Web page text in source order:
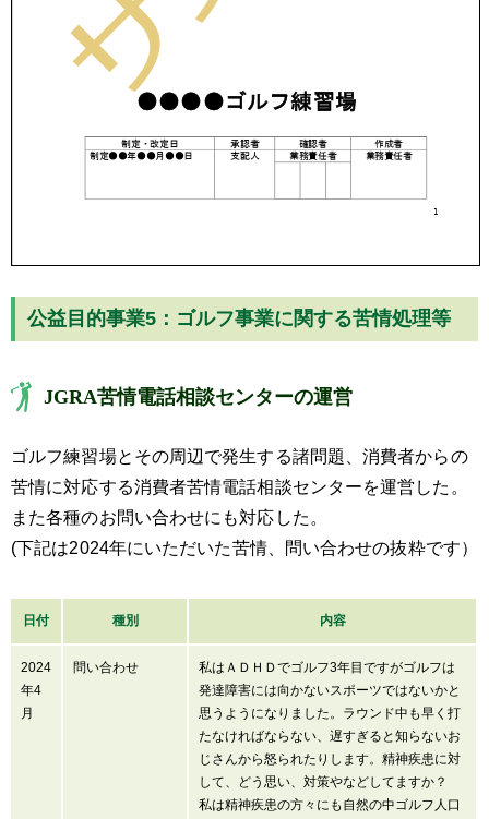
公益目的事業5：ゴルフ事業に関する苦情処理等
JGRA苦情電話相談センターの運営
ゴルフ練習場とその周辺で発生する諸問題、消費者からの
苦情に対応する消費者苦情電話相談センターを運営した。
また各種のお問い合わせにも対応した。
(下記は2024年にいただいた苦情、問い合わせの抜粋です）
日付 種別 内容
2024
年4
月
問い合わせ
私はＡＤＨＤでゴルフ3年目ですがゴルフは
発達障害には向かないスポーツではないかと
思うようになりました。ラウンド中も早く打
たなければならない、遅すぎると知らないお
じさんから怒られたりします。精神疾患に対
して、どう思い、対策やなどしてますか？
私は精神疾患の方々にも自然の中ゴルフ人口